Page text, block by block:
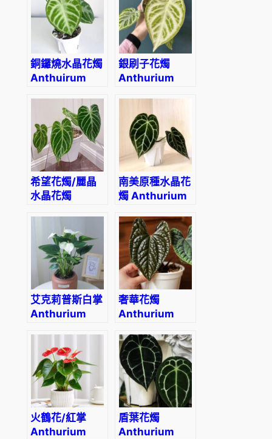
量
銅鑼燒水晶花燭
Anthuirum
‘Dorayaki’
銀刷子花燭
Anthurium
希望花燭/麗晶
水晶花燭
crystallinum
‘Hope’
南美原種水晶花
燭 Anthurium
艾克莉普斯白掌
Anthurium
奢華花燭
Anthurium
火鶴花/紅掌
Anthurium
盾葉花燭
Anthurium